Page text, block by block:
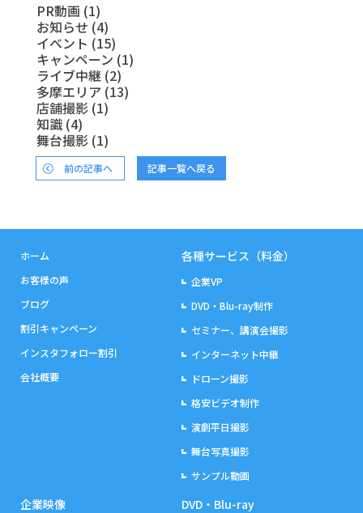
PR動画 (1)
お知らせ (4)
イベント (15)
キャンペーン (1)
ライブ中継 (2)
多摩エリア (13)
店舗撮影 (1)
知識 (4)
舞台撮影 (1)
前の記事へ 記事一覧へ戻る
ホーム
お客様の声
ブログ
割引キャンペーン
インスタフォロー割引
会社概要
各種サービス（料金）
企業VP
DVD・Blu-ray制作
セミナー、講演会撮影
インターネット中継
ドローン撮影
格安ビデオ制作
演劇平日撮影
舞台写真撮影
サンプル動画
企業映像 DVD・Blu-ray